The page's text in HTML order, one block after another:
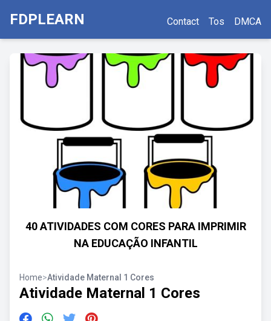
FDPLEARN Contact Tos DMCA
40 ATIVIDADES COM CORES PARA IMPRIMIR
NA EDUCAÇÃO INFANTIL
Home>Atividade Maternal 1 Cores
Atividade Maternal 1 Cores